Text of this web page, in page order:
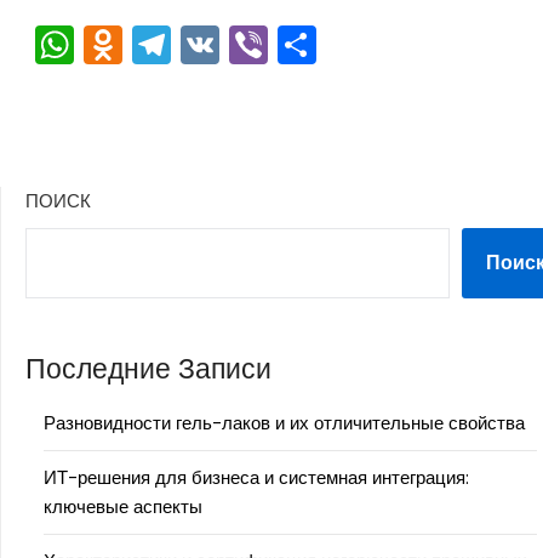
WhatsApp
Odnoklassniki
Telegram
VKViber
ПОИСК
Последние Записи
Разновидности гель-лаков и их отличительные свойства
ИТ-решения для бизнеса и системная интеграция:
ключевые аспекты